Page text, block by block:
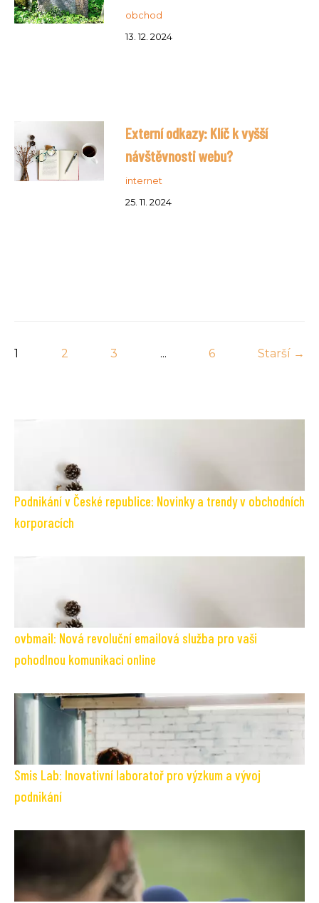
obchod
13. 12. 2024
Externí odkazy: Klíč k vyšší
návštěvnosti webu?
internet
25. 11. 2024
1 2 3 ... 6 Starší →
Podnikání v České republice: Novinky a trendy v obchodních
korporacích
ovbmail: Nová revoluční emailová služba pro vaši
pohodlnou komunikaci online
Smis Lab: Inovativní laboratoř pro výzkum a vývoj
podnikání